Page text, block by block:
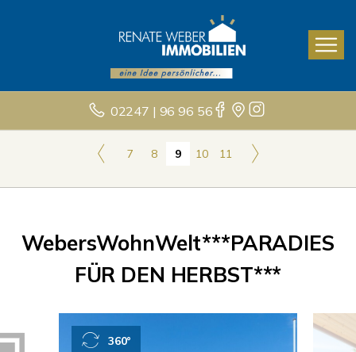
02247 | 96 96 56
7 8 9 10 11
WebersWohnWelt***PARADIES
FÜR DEN HERBST***
360°